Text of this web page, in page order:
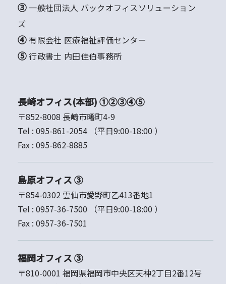
③ 一般社団法人 バックオフィスソリューション
ズ
④ 有限会社 医療福祉評価センター
⑤ 行政書士 内田佳伯事務所
長崎オフィス(本部) ①②③④⑤
〒852-8008 長崎市曙町4-9
Tel : 095-861-2054
（平日9:00-18:00 ）
Fax : 095-862-8885
島原オフィス ③
〒854-0302 雲仙市愛野町乙413番地1
Tel : 0957-36-7500
（平日9:00-18:00 ）
Fax : 0957-36-7501
福岡オフィス ③
〒810-0001 福岡県福岡市中央区天神2丁目2番12号